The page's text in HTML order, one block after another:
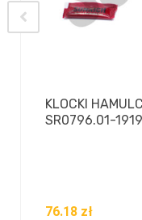
KLOCKI
SR0796.01-
76.18 zł